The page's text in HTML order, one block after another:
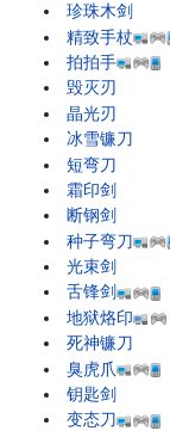
珍珠木剑
精致手杖
拍拍手
毁灭刃
晶光刃
冰雪镰刀
短弯刀
霜印剑
断钢剑
种子弯刀
光束剑
舌锋剑
地狱烙印
死神镰刀
臭虎爪
钥匙剑
变态刀